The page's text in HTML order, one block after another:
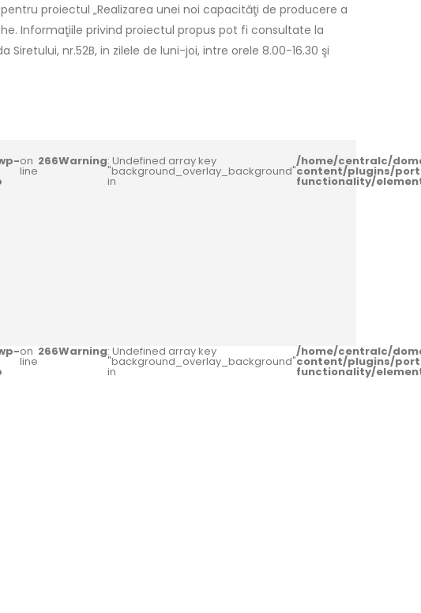
proiectul „Realizarea unei noi capacităţi de producere a
Informaţiile privind proiectul propus pot fi consultate la
Siretului, nr.52B, in zilele de luni-joi, intre orele 8.00-16.30 şi
on
line
266Warning: Undefined array key
"background_overlay_background"
in
/home/centralc/
content/plugins/
functionality/
on
line
266Warning: Undefined array key
"background_overlay_background"
in
/home/centralc/
content/plugins/
functionality/